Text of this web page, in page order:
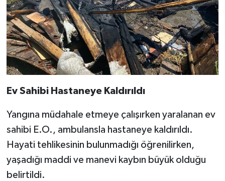
Ev Sahibi Hastaneye Kaldırıldı
Yangına müdahale etmeye çalışırken yaralanan ev
sahibi E.O., ambulansla hastaneye kaldırıldı.
Hayati tehlikesinin bulunmadığı öğrenilirken,
yaşadığı maddi ve manevi kaybın büyük olduğu
belirtildi.